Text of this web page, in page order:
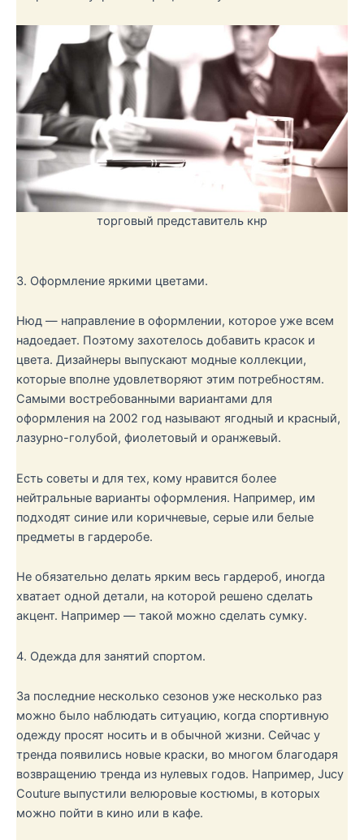
торговый представитель кнр
3. Оформление яркими цветами.
Нюд — направление в оформлении, которое уже всем
надоедает. Поэтому захотелось добавить красок и
цвета. Дизайнеры выпускают модные коллекции,
которые вполне удовлетворяют этим потребностям.
Самыми востребованными вариантами для
оформления на 2002 год называют ягодный и красный,
лазурно-голубой, фиолетовый и оранжевый.
Есть советы и для тех, кому нравится более
нейтральные варианты оформления. Например, им
подходят синие или коричневые, серые или белые
предметы в гардеробе.
Не обязательно делать ярким весь гардероб, иногда
хватает одной детали, на которой решено сделать
акцент. Например — такой можно сделать сумку.
4. Одежда для занятий спортом.
За последние несколько сезонов уже несколько раз
можно было наблюдать ситуацию, когда спортивную
одежду просят носить и в обычной жизни. Сейчас у
тренда появились новые краски, во многом благодаря
возвращению тренда из нулевых годов. Например, Jucy
Couture выпустили велюровые костюмы, в которых
можно пойти в кино или в кафе.